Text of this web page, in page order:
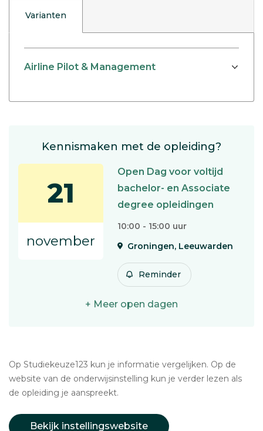
Varianten
Airline Pilot & Management
Kennismaken met de opleiding?
21
november
Open Dag voor voltijd
bachelor- en Associate
degree opleidingen
10:00 - 15:00 uur
Groningen, Leeuwarden
Reminder
+ Meer open dagen
Op Studiekeuze123 kun je informatie vergelijken. Op de
website van de onderwijsinstelling kun je verder lezen als
de opleiding je aanspreekt.
Bekijk instellingswebsite